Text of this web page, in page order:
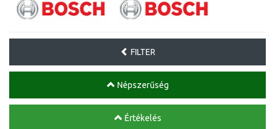
FILTER
Népszerűség
Értékelés